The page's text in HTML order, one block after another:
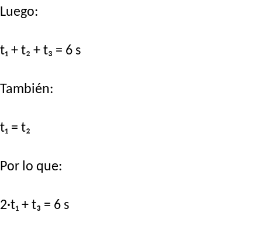
Luego:
t₁ + t₂ + t₃ = 6 s
También:
t₁ = t₂
Por lo que:
2·t₁ + t₃ = 6 s